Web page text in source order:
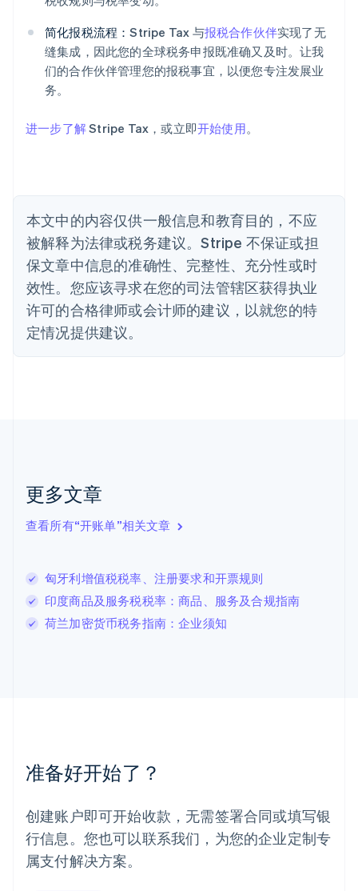
简化报税流程：Stripe Tax 与报税合作伙伴实现了无
缝集成，因此您的全球税务申报既准确又及时。让我
们的合作伙伴管理您的报税事宜，以便您专注发展业
务。
进一步了解Stripe Tax，或立即开始使用。
本文中的内容仅供一般信息和教育目的，不应
被解释为法律或税务建议。Stripe 不保证或担
保文章中信息的准确性、完整性、充分性或时
效性。您应该寻求在您的司法管辖区获得执业
许可的合格律师或会计师的建议，以就您的特
定情况提供建议。
更多文章
查看所有“开账单”相关文章
匈牙利增值税税率、注册要求和开票规则
印度商品及服务税税率：商品、服务及合规指南
荷兰加密货币税务指南：企业须知
准备好开始了？
创建账户即可开始收款，无需签署合同或填写银
行信息。您也可以联系我们，为您的企业定制专
属支付解决方案。
English
奥地利
Deutsch English
澳大利亚
English
PortuguêsEnglish
保加利亚
English
丹麦
English
德国
DeutschEnglish
法国
FrançaisEnglish
芬兰
EnglishSvenska
English Italiano
拉脱维亚
立陶宛
DeutschEnglish
卢森堡
FrançaisDeutsch English
罗马尼亚
墨西哥
EspañolEnglish
English
葡萄牙
PortuguêsEnglish
日本